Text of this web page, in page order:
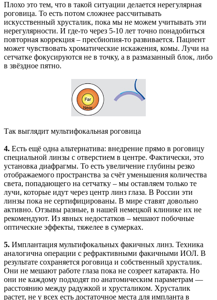
Плохо это тем, что в такой ситуации делается нерегулярная
роговица. То есть потом сложнее рассчитывать
искусственный хрусталик, пока мы не можем учитывать эти
нерегулярности. И где-то через 5-10 лет точно понадобиться
повторная коррекция – пресбиопия-то развивается. Пациент
может чувствовать хроматические искажения, комы. Лучи на
сетчатке фокусируются не в точку, а в размазанный блок, либо
в звёздное пятно.
Так выглядит мультифокальная роговица
4. Есть ещё одна альтернатива: внедрение прямо в роговицу
специальной линзы с отверстием в центре. Фактически, это
установка диафрагмы. То есть увеличение глубины резко
отображаемого пространства за счёт уменьшения количества
света, попадающего на сетчатку – мы оставляем только те
лучи, которые идут через центр линз глаза. В России эти
линзы пока не сертифицированы. В мире ставят довольно
активно. Отзывы разные, в нашей немецкой клинике их не
рекомендуют. Из явных недостатков – мешают побочные
оптические эффекты, тяжелее в сумерках.
5. Имплантация мультифокальных факичных линз. Техника
аналогична операции с рефрактивными факичными ИОЛ. В
результате сохраняется роговица и собственный хрусталик.
Они не мешают работе глаза пока не созреет катаракта. Но
они не каждому подходят по анатомическим параметрам —
расстоянию между радужкой и хрусталиком. Хрусталик
растет, не у всех есть достаточное места для импланта в